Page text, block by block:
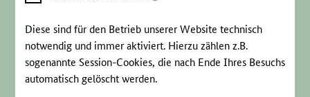
Webstatistik
Diese sind für den Betrieb unserer Website technisch
notwendig und immer aktiviert. Hierzu zählen z.B.
sogenannte Session-Cookies, die nach Ende Ihres Besuchs
automatisch gelöscht werden.